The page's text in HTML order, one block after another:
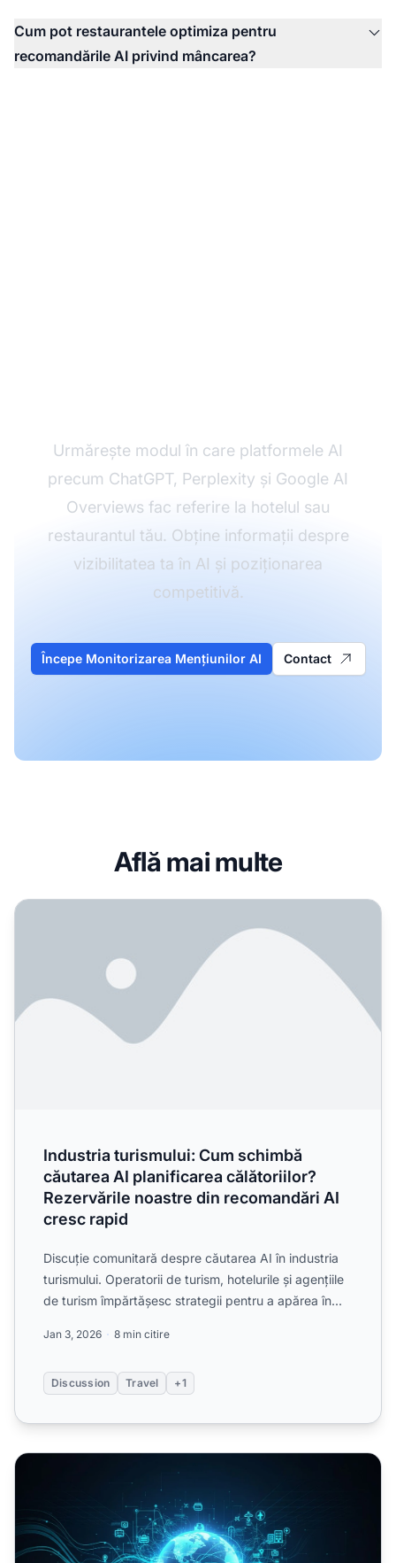
Cum pot restaurantele optimiza pentru
recomandările AI privind mâncarea?
Urmărește modul în care platformele AI
precum ChatGPT, Perplexity și Google AI
Overviews fac referire la hotelul sau
restaurantul tău. Obține informații despre
vizibilitatea ta în AI și poziționarea
competitivă.
Începe Monitorizarea Mențiunilor AI Contact
Află mai multe
Industria turismului: Cum schimbă căutarea AI
Industria turismului: Cum schimbă
căutarea AI planificarea călătoriilor?
Rezervările noastre din recomandări AI
cresc rapid
Discuție comunitară despre căutarea AI în industria
turismului. Operatorii de turism, hotelurile și agențiile
de turism împărtășesc strategii pentru a apărea în...
Jan 3, 2026 8 min citire
Discussion Travel +1
Vizibilitatea AI în Industria Turismului: Recomandări